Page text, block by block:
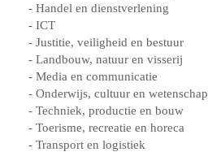
- Handel en dienstverlening
- ICT
- Justitie, veiligheid en bestuur
- Landbouw, natuur en visserij
- Media en communicatie
- Onderwijs, cultuur en wetenschap
- Techniek, productie en bouw
- Toerisme, recreatie en horeca
- Transport en logistiek